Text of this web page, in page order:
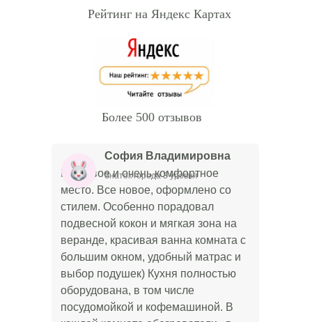
Красивое и очень комфортное
место. Все новое, оформлено со
стилем. Особенно порадовал
подвесной кокон и мягкая зона на
веранде, красивая ванна комната с
большим окном, удобный матрас и
выбор подушек) Кухня полностью
оборудована, в том числе
посудомойкой и кофемашиной. В
Рейтинг на Яндекс Картах
Более 500 отзывов
София Владимировна
Знаток города 3 уровня